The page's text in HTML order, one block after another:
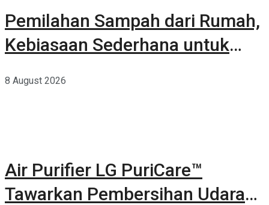
Pemilahan Sampah dari Rumah,
Kebiasaan Sederhana untuk
8 August 2026
Air Purifier LG PuriCare™
Tawarkan Pembersihan Udara